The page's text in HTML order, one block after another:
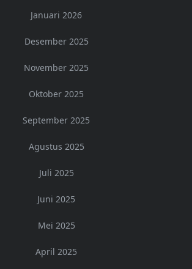
Januari 2026
Desember 2025
November 2025
Oktober 2025
September 2025
Agustus 2025
Juli 2025
Juni 2025
Mei 2025
April 2025